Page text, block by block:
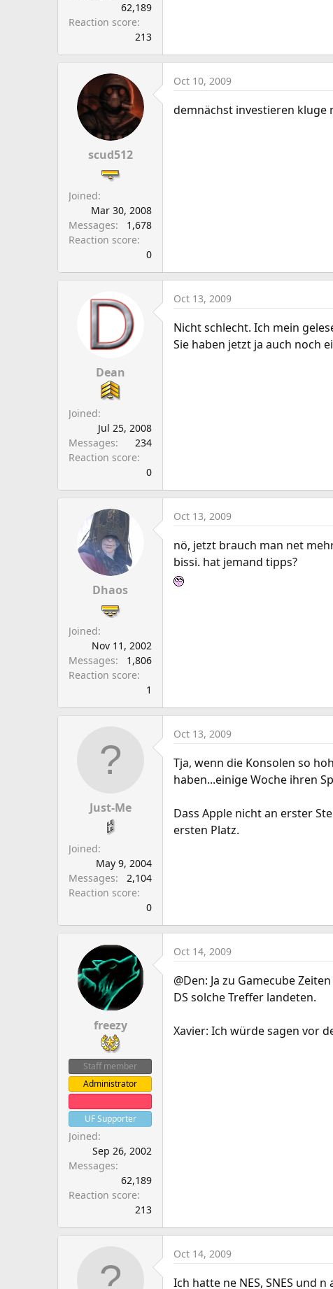
62,189
Reaction score
213
scud512
Joined
Mar 30, 2008
Messages
1,678
Reaction score
0
Oct 10, 2009
demnächst investieren
Dean
Joined
Jul 25, 2008
Messages
234
Reaction score
0
Oct 13, 2009
Nicht schlecht. Ich mein
Sie haben jetzt ja auch noch
Dhaos
Joined
Nov 11, 2002
Messages
1,806
Reaction score
1
Oct 13, 2009
nö, jetzt brauch man net
bissi. hat jemand tipps?
Just-Me
Joined
May 9, 2004
Messages
2,104
Reaction score
0
Oct 13, 2009
Tja, wenn die Konsolen so
haben...einige Woche ihren
Dass Apple nicht an erster
ersten Platz.
freezy
Staff member
Administrator
UF Supporter
Joined
Sep 26, 2002
Messages
62,189
Reaction score
213
Oct 14, 2009
@Den: Ja zu Gamecube
DS solche Treffer landeten.
Xavier: Ich würde sagen vor
Oct 14, 2009
Ich hatte ne NES, SNES und